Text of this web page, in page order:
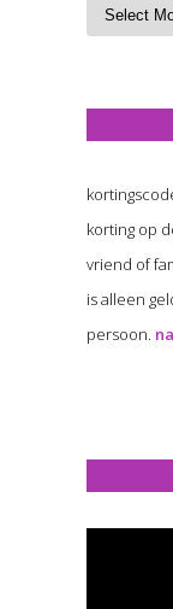
korting op
vriend of
is alleen
persoon.
Video